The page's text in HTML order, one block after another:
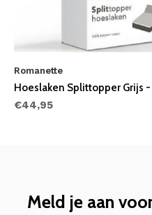
Romanette
Hoeslaken Splittopper Grijs
€44,95
Meld je aan